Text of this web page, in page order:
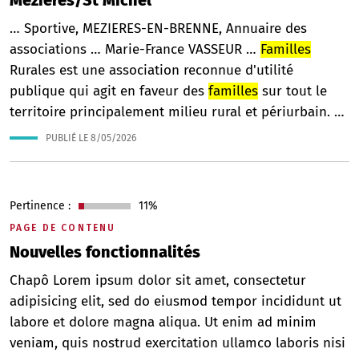
… Sportive, MEZIERES-EN-BRENNE, Annuaire des
associations … Marie-France VASSEUR … Familles
Rurales est une association reconnue d'utilité
publique qui agit en faveur des familles sur tout le
territoire principalement milieu rural et périurbain. …
PUBLIÉ LE 8/05/2026
PAGE DE CONTENU
Nouvelles fonctionnalités
Pertinence : 11%
Chapô Lorem ipsum dolor sit amet, consectetur
adipisicing elit, sed do eiusmod tempor incididunt ut
labore et dolore magna aliqua. Ut enim ad minim
veniam, quis nostrud exercitation ullamco laboris nisi